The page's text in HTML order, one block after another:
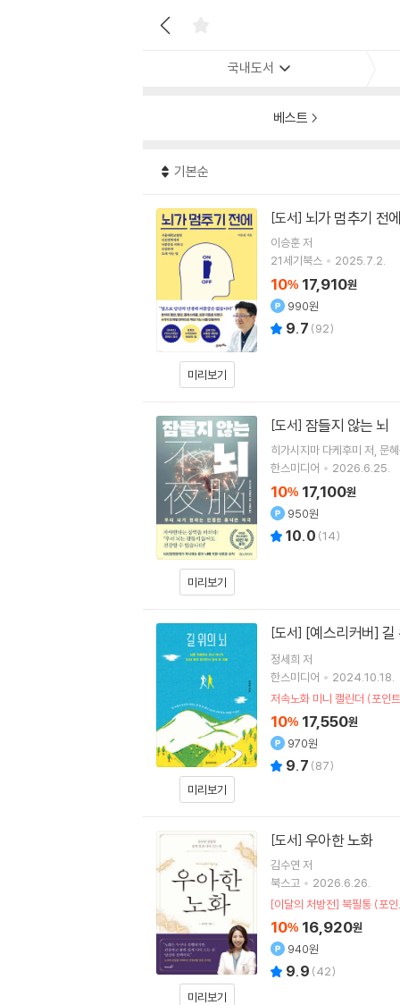
국내도서
베스트
기본순
미리보기
[도서] 뇌가 멈추기 전에
이승훈저
21세기북스
2025.7.2.
10% 17,910원
990원
9.7 (92)
미리보기
[도서] 잠들지 않는 뇌
히가시지마 다케후미 저 문
한스미디어
2026.6.25.
10% 17,100원
950원
10.0 (14)
미리보기
[도서] [예스리커버] 길
정세희 저
한스미디어
2024.10.18.
저속노화 미니 캘린더 (포인
10% 17,550원
970원
9.7 (87)
미리보기
[도서] 우아한 노화
김수연 저
북스고
2026.6.26.
[이달의 처방전] 북필통 (포
10% 16,920원
940원
9.9 (42)